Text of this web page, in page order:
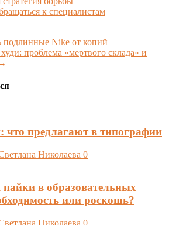
к специалистам
подлинные Nike от копий
проблема «мертвого склада» и
что предлагают в типографии
Николаева 0
в образовательных
или роскошь?